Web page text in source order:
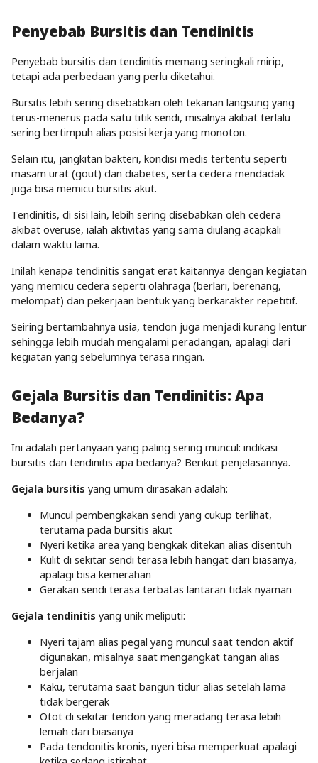
Penyebab Bursitis dan Tendinitis
Penyebab bursitis dan tendinitis memang seringkali mirip,
tetapi ada perbedaan yang perlu diketahui.
Bursitis lebih sering disebabkan oleh tekanan langsung yang
terus-menerus pada satu titik sendi, misalnya akibat terlalu
sering bertimpuh alias posisi kerja yang monoton.
Selain itu, jangkitan bakteri, kondisi medis tertentu seperti
masam urat (gout) dan diabetes, serta cedera mendadak
juga bisa memicu bursitis akut.
Tendinitis, di sisi lain, lebih sering disebabkan oleh cedera
akibat overuse, ialah aktivitas yang sama diulang acapkali
dalam waktu lama.
Inilah kenapa tendinitis sangat erat kaitannya dengan kegiatan
yang memicu cedera seperti olahraga (berlari, berenang,
melompat) dan pekerjaan bentuk yang berkarakter repetitif.
Seiring bertambahnya usia, tendon juga menjadi kurang lentur
sehingga lebih mudah mengalami peradangan, apalagi dari
kegiatan yang sebelumnya terasa ringan.
Gejala Bursitis dan Tendinitis: Apa
Bedanya?
Ini adalah pertanyaan yang paling sering muncul: indikasi
bursitis dan tendinitis apa bedanya? Berikut penjelasannya.
Gejala bursitis yang umum dirasakan adalah:
Muncul pembengkakan sendi yang cukup terlihat,
terutama pada bursitis akut
Nyeri ketika area yang bengkak ditekan alias disentuh
Kulit di sekitar sendi terasa lebih hangat dari biasanya,
apalagi bisa kemerahan
Gerakan sendi terasa terbatas lantaran tidak nyaman
Gejala tendinitis yang unik meliputi:
Nyeri tajam alias pegal yang muncul saat tendon aktif
digunakan, misalnya saat mengangkat tangan alias
berjalan
Kaku, terutama saat bangun tidur alias setelah lama
tidak bergerak
Otot di sekitar tendon yang meradang terasa lebih
lemah dari biasanya
Pada tendonitis kronis, nyeri bisa memperkuat apalagi